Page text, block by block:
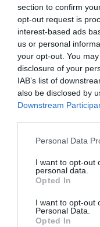
section to confirm
opt-out request is
interest-based ads
us or personal
your opt-out. You
disclosure of your
IAB’s list of
also be disclosed by
Downstream
Personal Data
I want to opt-out
personal data.
Opted In
I want to opt-out
Personal Data.
Opted In
The War Z:
ter cautela
O equipamento